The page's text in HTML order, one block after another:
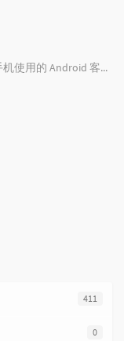
把哪吒监控装进口袋：一款更适合手机使用的 Android 客户端
411
0